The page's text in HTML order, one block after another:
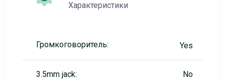
Характеристики
Громкоговоритель: Yes
3.5mm jack: No